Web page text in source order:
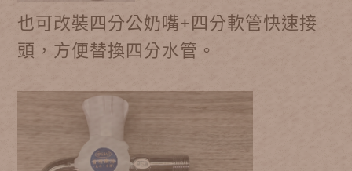
也可改裝四分公奶嘴+四分軟管快速接
頭，方便替換四分水管。